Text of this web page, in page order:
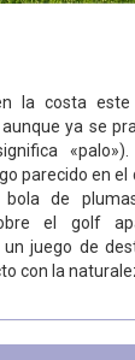
la costa este
ya se
parecido en el
de
el golf
un juego de
con la